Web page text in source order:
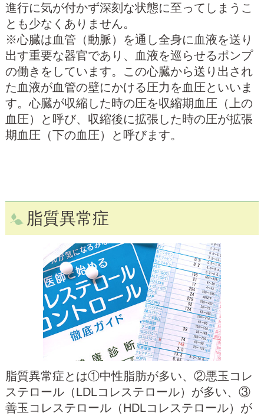
進行に気が付かず深刻な状態に至ってしまうこ
とも少なくありません。
※心臓は血管（動脈）を通し全身に血液を送り
出す重要な器官であり、血液を巡らせるポンプ
の働きをしています。この心臓から送り出され
た血液が血管の壁にかける圧力を血圧といいま
す。心臓が収縮した時の圧を収縮期血圧（上の
血圧）と呼び、収縮後に拡張した時の圧が拡張
期血圧（下の血圧）と呼びます。
脂質異常症
脂質異常症とは①中性脂肪が多い、②悪玉コレ
ステロール（LDLコレステロール）が多い、③
善玉コレステロール（HDLコレステロール）が